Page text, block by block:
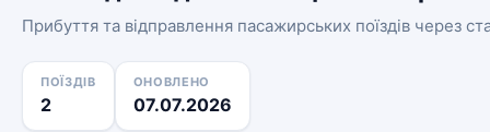
Прибуття та відправлення пасажирських поїздів через
ПОЇЗДІВ
2
ОНОВЛЕНО
07.07.2026